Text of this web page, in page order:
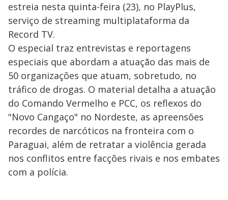
estreia nesta quinta-feira (23), no PlayPlus,
serviço de streaming multiplataforma da
Record TV.
O especial traz entrevistas e reportagens
especiais que abordam a atuação das mais de
50 organizações que atuam, sobretudo, no
tráfico de drogas. O material detalha a atuação
do Comando Vermelho e PCC, os reflexos do
"Novo Cangaço" no Nordeste, as apreensões
recordes de narcóticos na fronteira com o
Paraguai, além de retratar a violência gerada
nos conflitos entre facções rivais e nos embates
com a polícia.